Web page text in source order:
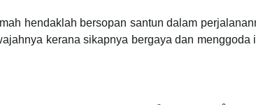
hendaklah bersopan santun dalam
kerana sikapnya bergaya dan